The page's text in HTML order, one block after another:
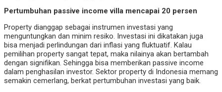
Pertumbuhan passive income villa mencapai 20 persen
Property dianggap sebagai instrumen investasi yang
menguntungkan dan minim resiko. Investasi ini dikatakan juga
bisa menjadi perlindungan dari inflasi yang fluktuatif. Kalau
pemilihan property sangat tepat, maka nilainya akan bertambah
dengan signifikan. Sehingga bisa memberikan passive income
dalam penghasilan investor. Sektor property di Indonesia memang
semakin cemerlang, berkat pertumbuhan investasi yang baik.